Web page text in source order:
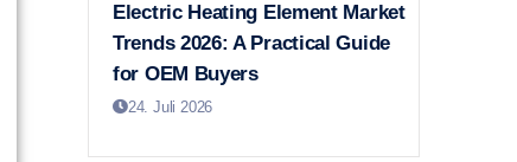
Electric Heating Element Market
Trends 2026: A Practical Guide
for OEM Buyers
24. Juli 2026